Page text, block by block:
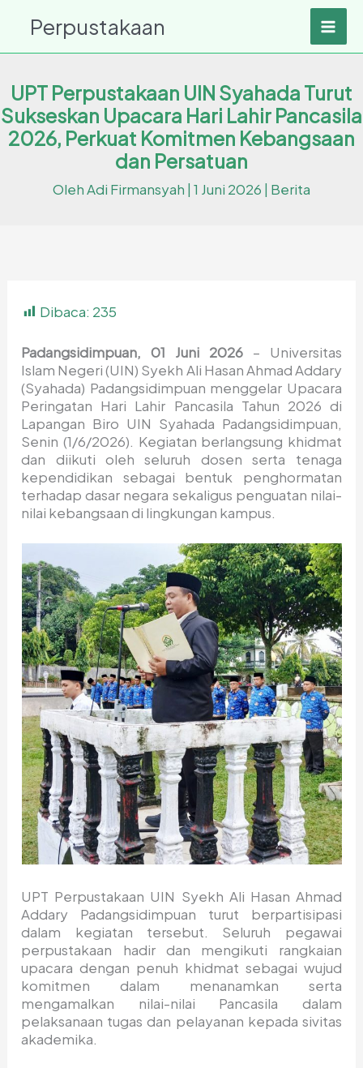
konten
Perpustakaan
UPT Perpustakaan UIN Syahada Turut
Sukseskan Upacara Hari Lahir Pancasila
2026, Perkuat Komitmen Kebangsaan
dan Persatuan
OlehAdi Firmansyah | 1 Juni 2026 | Berita
Dibaca: 235
Padangsidimpuan, 01 Juni 2026– Universitas
Islam Negeri (UIN) Syekh Ali Hasan Ahmad Addary
(Syahada) Padangsidimpuan menggelar Upacara
Peringatan Hari Lahir Pancasila Tahun 2026 di
Lapangan Biro UIN Syahada Padangsidimpuan,
Senin (1/6/2026). Kegiatan berlangsung khidmat
dan diikuti oleh seluruh dosen serta tenaga
kependidikan sebagai bentuk penghormatan
terhadap dasar negara sekaligus penguatan nilai-
nilai kebangsaan di lingkungan kampus.
UPT Perpustakaan UIN Syekh Ali Hasan Ahmad
Addary Padangsidimpuan turut berpartisipasi
dalam kegiatan tersebut. Seluruh pegawai
perpustakaan hadir dan mengikuti rangkaian
upacara dengan penuh khidmat sebagai wujud
komitmen dalam menanamkan serta
mengamalkan nilai-nilai Pancasila dalam
pelaksanaan tugas dan pelayanan kepada sivitas
akademika.